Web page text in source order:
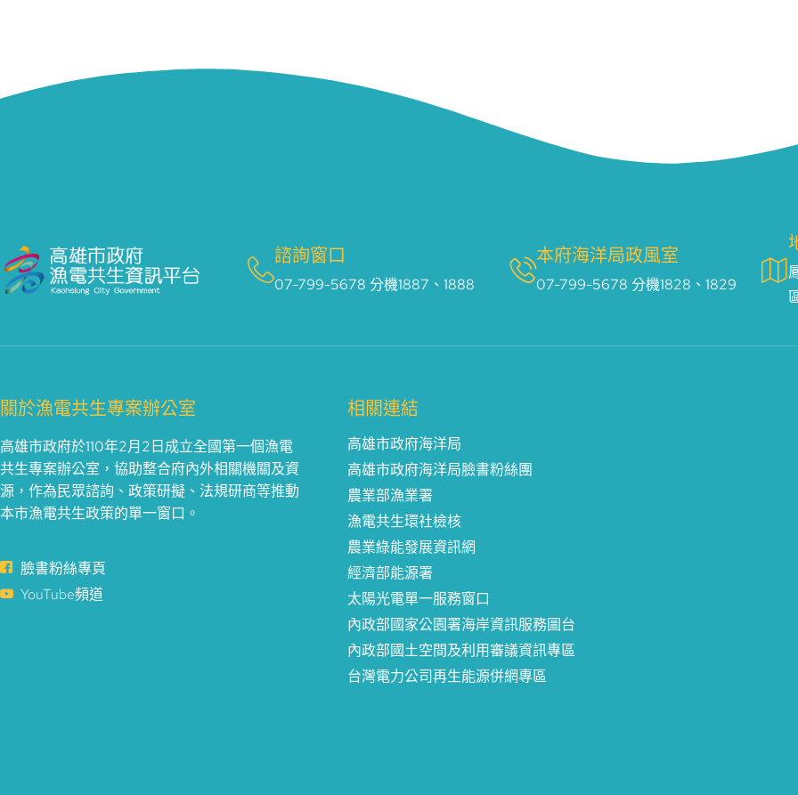
諮詢窗口
07-799-5678 分機1887、1888
本府海洋局政風室
07-799-5678 分機1828、1829
關於漁電共生專案辦公室
高雄市政府於110年2月2日成立全國第一個漁電
共生專案辦公室，協助整合府內外相關機關及資
源，作為民眾諮詢、政策研擬、法規研商等推動
本市漁電共生政策的單一窗口。
臉書粉絲專頁
YouTube頻道
相關連結
高雄市政府海洋局
高雄市政府海洋局臉書粉絲團
農業部漁業署
漁電共生環社檢核
農業綠能發展資訊網
經濟部能源署
太陽光電單一服務窗口
內政部國家公園署海岸資訊服務圖台
內政部國土空間及利用審議資訊專區
台灣電力公司再生能源併網專區